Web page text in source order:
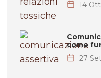
14
come
27